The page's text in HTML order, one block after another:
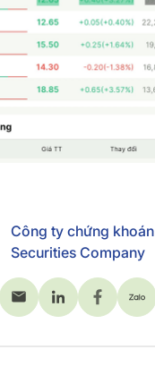
Công ty chứng khoán
Securities Company